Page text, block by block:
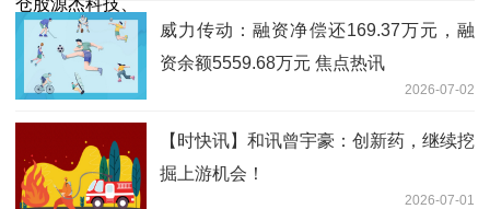
威力传动：融资净偿还169.37万元，融
资余额5559.68万元 焦点热讯
2026-07-02
【时快讯】和讯曾宇豪：创新药，继续挖
掘上游机会！
2026-07-01